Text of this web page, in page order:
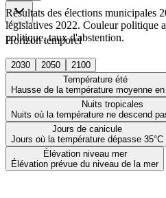
Horizon temporel
2030 2050
2100
Température été
Hausse de la température moyenne
Nuits tropicales
Nuits où la température ne descend
Jours de canicule
Jours où la température dépasse 35°C
Élévation niveau mer
Élévation prévue du niveau de la mer
Résultats des élections municipales
législatives 2022. Couleur politique
politique, taux d'abstention.